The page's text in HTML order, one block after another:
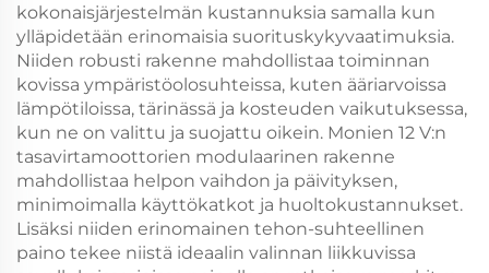
kokonaisjärjestelmän kustannuksia samalla kun
ylläpidetään erinomaisia suorituskykyvaatimuksia.
Niiden robusti rakenne mahdollistaa toiminnan
kovissa ympäristöolosuhteissa, kuten ääriarvoissa
lämpötiloissa, tärinässä ja kosteuden vaikutuksessa,
kun ne on valittu ja suojattu oikein. Monien 12 V:n
tasavirtamoottorien modulaarinen rakenne
mahdollistaa helpon vaihdon ja päivityksen,
minimoimalla käyttökatkot ja huoltokustannukset.
Lisäksi niiden erinomainen tehon-suhteellinen
paino tekee niistä ideaalin valinnan liikkuvissa